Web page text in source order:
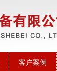
客户案例